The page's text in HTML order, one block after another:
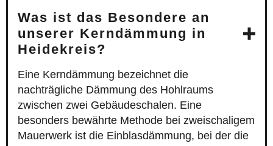
Was ist das Besondere an
unserer Kerndämmung in
Heidekreis?
Eine Kerndämmung bezeichnet die
nachträgliche Dämmung des Hohlraums
zwischen zwei Gebäudeschalen. Eine
besonders bewährte Methode bei zweischaligem
Mauerwerk ist die Einblasdämmung, bei der die